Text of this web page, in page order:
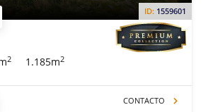
ID: 1559601
2 1.185m2
CONTACTO